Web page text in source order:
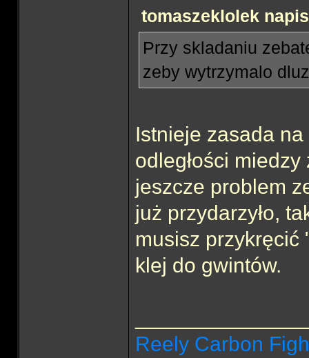
tomaszeklolek
Przy skladaniu
zeby wytrzymalo
Istnieje zasada
odległości
jeszcze problem
już przydarzyło,
musisz przykręcić
klej do gwintów.
Reely Carbon